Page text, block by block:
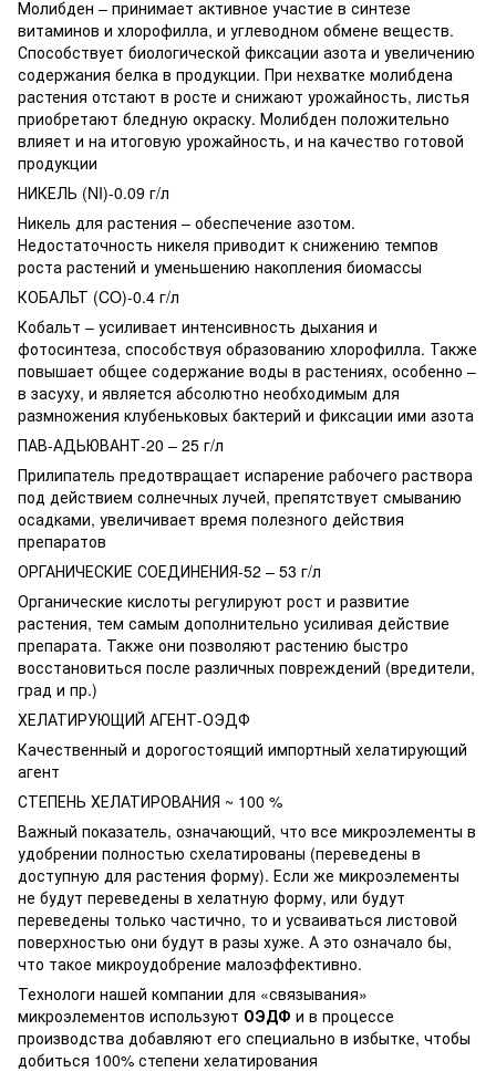
Молибден – принимает активное участие в синтезе
витаминов и хлорофилла, и углеводном обмене веществ.
Способствует биологической фиксации азота и увеличению
содержания белка в продукции. При нехватке молибдена
растения отстают в росте и снижают урожайность, листья
приобретают бледную окраску. Молибден положительно
влияет и на итоговую урожайность, и на качество готовой
продукции
НИКЕЛЬ (NI)-0.09 г/л
Никель для растения – обеспечение азотом.
Недостаточность никеля приводит к снижению темпов
роста растений и уменьшению накопления биомассы
КОБАЛЬТ (CO)-0.4 г/л
Кобальт – усиливает интенсивность дыхания и
фотосинтеза, способствуя образованию хлорофилла. Также
повышает общее содержание воды в растениях, особенно –
в засуху, и является абсолютно необходимым для
размножения клубеньковых бактерий и фиксации ими азота
ПАВ-АДЬЮВАНТ-20 – 25 г/л
Прилипатель предотвращает испарение рабочего раствора
под действием солнечных лучей, препятствует смыванию
осадками, увеличивает время полезного действия
препаратов
ОРГАНИЧЕСКИЕ СОЕДИНЕНИЯ-52 – 53 г/л
Органические кислоты регулируют рост и развитие
растения, тем самым дополнительно усиливая действие
препарата. Также они позволяют растению быстро
восстановиться после различных повреждений (вредители,
град и пр.)
ХЕЛАТИРУЮЩИЙ АГЕНТ-ОЭДФ
Качественный и дорогостоящий импортный хелатирующий
агент
СТЕПЕНЬ ХЕЛАТИРОВАНИЯ ~ 100 %
Важный показатель, означающий, что все микроэлементы в
удобрении полностью схелатированы (переведены в
доступную для растения форму). Если же микроэлементы
не будут переведены в хелатную форму, или будут
переведены только частично, то и усваиваться листовой
поверхностью они будут в разы хуже. А это означало бы,
что такое микроудобрение малоэффективно.
Технологи нашей компании для «связывания»
микроэлементов используют ОЭДФ и в процессе
производства добавляют его специально в избытке, чтобы
добиться 100% степени хелатирования